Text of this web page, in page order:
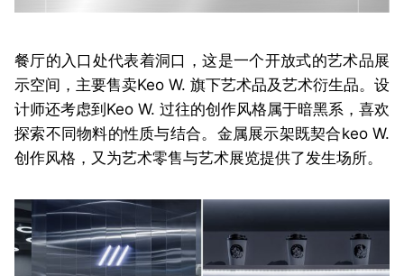
餐厅的入口处代表着洞口，这是一个开放式的艺术品展
示空间，主要售卖Keo W. 旗下艺术品及艺术衍生品。 设
计师还考虑到Keo W. 过往的创作风格属于暗黑系，喜欢
探索不同物料的性质与结合。金属展示架既契合keo W.
创作风格，又为艺术零售与艺术展览提供了发生场所。